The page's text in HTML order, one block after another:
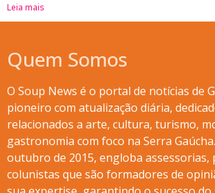
Leia mais
Quem Somos
O Soup News é o portal de notícias de
pioneiro com atualização diária,
relacionados a arte, cultura, turismo,
gastronomia com foco na Serra
outubro de 2015, engloba assessorias,
colunistas que são formadores de